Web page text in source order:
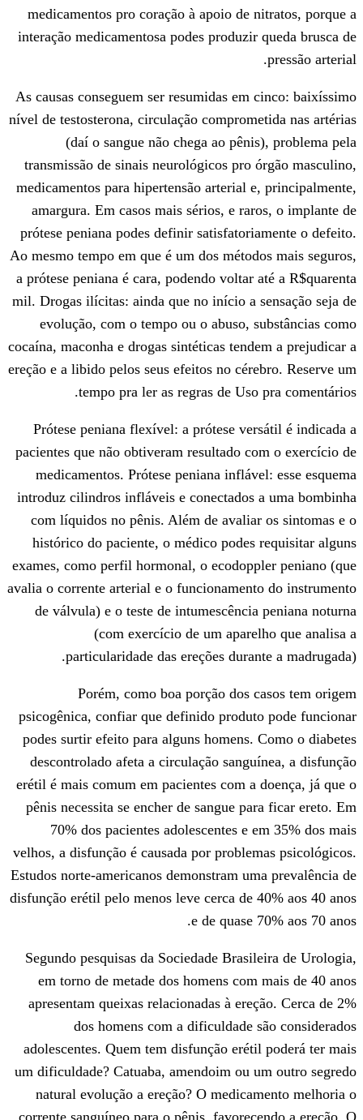
medicamentos pro coração à apoio de
interação medicamentosa podes
As causas conseguem ser resumidas
nível de testosterona, circulação
(daí o sangue não chega ao
transmissão de sinais neurológicos pro
medicamentos para hipertensão arterial
amargura. Em casos mais sérios, e
prótese peniana podes definir
Ao mesmo tempo em que é um dos
a prótese peniana é cara, podendo voltar
mil. Drogas ilícitas: ainda que no início a
evolução, com o tempo ou o abuso,
cocaína, maconha e drogas sintéticas
ereção e a libido pelos seus efeitos no
tempo pra ler as regras de
Prótese peniana flexível: a prótese
pacientes que não obtiveram resultado
medicamentos. Prótese peniana
introduz cilindros infláveis e
com líquidos no pênis. Além de
histórico do paciente, o médico
exames, como perfil hormonal, o
avalia o corrente arterial e o
de válvula) e o teste de
(com exercício de um
particularidade das ereções
Porém, como boa porção dos
psicogênica, confiar que definido
podes surtir efeito para alguns
descontrolado afeta a circulação
erétil é mais comum em pacientes com
pênis necessita se encher de sangue
70% dos pacientes adolescentes e
velhos, a disfunção é causada por
Estudos norte-americanos demonstram
disfunção erétil pelo menos leve cerca de
e de quase
Segundo pesquisas da Sociedade
em torno de metade dos homens
apresentam queixas relacionadas à
dos homens com a dificuldade
adolescentes. Quem tem disfunção
um dificuldade? Catuaba, amendoim ou
natural evolução a ereção? O
corrente sanguíneo para o pênis,